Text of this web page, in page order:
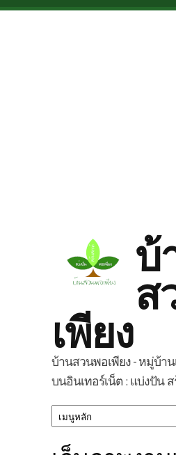
Skip to main content
บ้
ส
เพียง
บ้านสวนพอเพียง - หมู่บ้า
บนอินเทอร์เน็ต : แบ่งปัน